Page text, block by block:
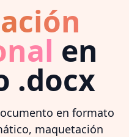
en
.docx
en formato
maquetación